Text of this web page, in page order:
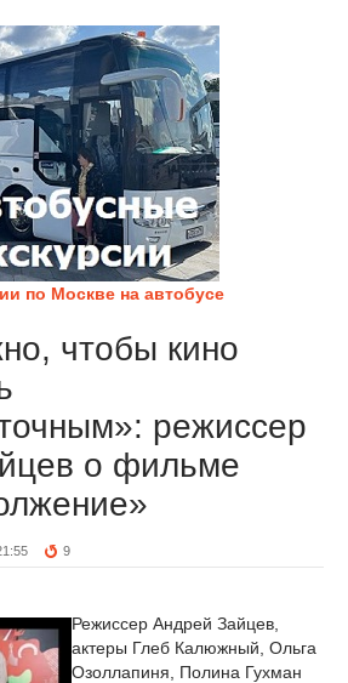
по Москве на автобусе
чтобы кино
режиссер
о фильме
9
Режиссер Андрей Зайцев,
актеры Глеб Калюжный, Ольга
Озоллапиня, Полина Гухман